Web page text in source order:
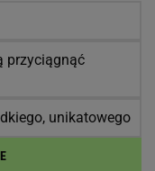
przyciągnąć
unikatowego